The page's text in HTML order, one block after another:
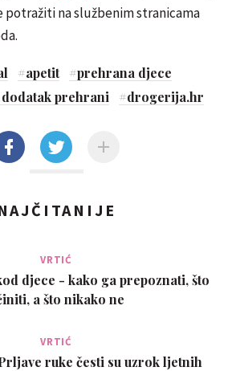
na službenim stranicama
#apetit #prehrana djece
prehrani #drogerija.hr
VRTIĆ
djece - kako ga prepoznati, što
a što nikako ne
VRTIĆ
ruke česti su uzrok ljetnih